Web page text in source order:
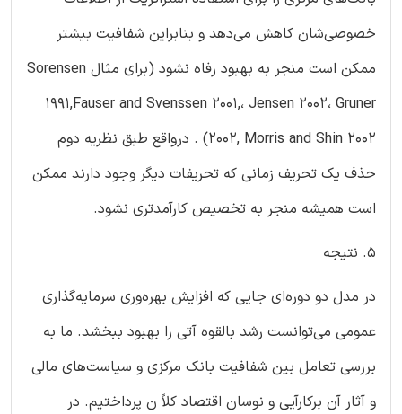
خصوصی‌شان کاهش می‌دهد و بنابراین شفافیت بیشتر
ممکن است منجر به بهبود رفاه نشود (برای مثال Sorensen
1991,Fauser and Svenssen 2001,، Jensen 2002، Gruner
2002, Morris and Shin 2002) . درواقع طبق نظریه دوم
حذف یک تحریف زمانی که تحریفات دیگر وجود دارند ممکن
است همیشه منجر به تخصیص کارآمدتری نشود.
5. نتیجه
در مدل دو دوره‌ای جایی که افزایش بهره‌وری سرمایه‌گذاری
عمومی می‌توانست رشد بالقوه آتی را بهبود ببخشد. ما به
بررسی تعامل بین شفافیت بانک مرکزی و سیاست‌های مالی
و آثار آن برکارآیی و نوسان اقتصاد کلاً ن پرداختیم. در